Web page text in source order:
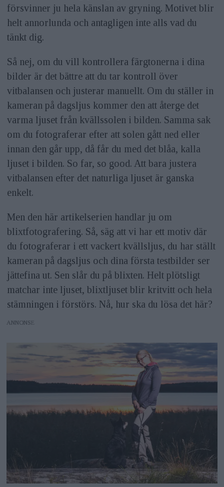
försvinner ju hela känslan av gryning. Motivet blir
helt annorlunda och antagligen inte alls vad du
tänkt dig.
Så nej, om du vill kontrollera färgtonerna i dina
bilder är det bättre att du tar kontroll över
vitbalansen och justerar manuellt. Om du ställer in
kameran på dagsljus kommer den att återge det
varma ljuset från kvällssolen i bilden. Samma sak
om du fotograferar efter att solen gått ned eller
innan den går upp, då får du med det blåa, kalla
ljuset i bilden. So far, so good. Att bara justera
vitbalansen efter det naturliga ljuset är ganska
enkelt.
Men den här artikelserien handlar ju om
blixtfotografering. Så, säg att vi har ett motiv där
du fotograferar i ett vackert kvällsljus, du har ställt
kameran på dagsljus och dina första testbilder ser
jättefina ut. Sen slår du på blixten. Helt plötsligt
matchar inte ljuset, blixtljuset blir kritvitt och hela
stämningen i förstörs. Nå, hur ska du lösa det här?
ANNONS